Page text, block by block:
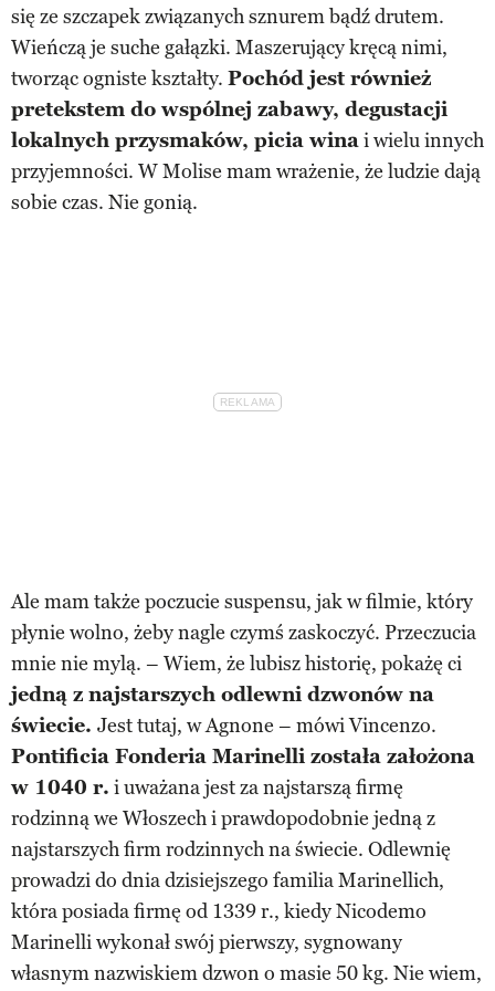
się ze szczapek związanych sznurem bądź drutem.
Wieńczą je suche gałązki. Maszerujący kręcą nimi,
tworząc ogniste kształty. Pochód jest również
pretekstem do wspólnej zabawy, degustacji
lokalnych przysmaków, picia winai wielu innych
przyjemności. W Molise mam wrażenie, że ludzie dają
sobie czas. Nie gonią.
Ale mam także poczucie suspensu, jak w filmie, który
płynie wolno, żeby nagle czymś zaskoczyć. Przeczucia
mnie nie mylą. – Wiem, że lubisz historię, pokażę ci
jedną z najstarszych odlewni dzwonów na
świecie. Jest tutaj, w Agnone – mówi Vincenzo.
Pontificia Fonderia Marinelli została założona
w 1040 r. i uważana jest za najstarszą firmę
rodzinną we Włoszech i prawdopodobnie jedną z
najstarszych firm rodzinnych na świecie. Odlewnię
prowadzi do dnia dzisiejszego familia Marinellich,
która posiada firmę od 1339 r., kiedy Nicodemo
Marinelli wykonał swój pierwszy, sygnowany
własnym nazwiskiem dzwon o masie 50 kg. Nie wiem,